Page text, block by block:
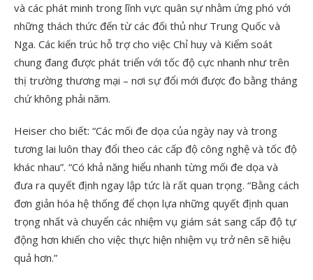
và các phát minh trong lĩnh vực quân sự nhằm ứng phó với
những thách thức đến từ các đối thủ như Trung Quốc và
Nga. Các kiến ​​trúc hỗ trợ cho việc Chỉ huy và Kiểm soát
chung đang được phát triển với tốc độ cực nhanh như trên
thị trường thương mại – nơi sự đổi mới được đo bằng tháng
chứ không phải năm.
Heiser cho biết: “Các mối đe dọa của ngày nay và trong
tương lai luôn thay đổi theo các cấp độ công nghệ và tốc độ
khác nhau”. “Có khả năng hiểu nhanh từng mối đe dọa và
đưa ra quyết định ngay lập tức là rất quan trọng. “Bằng cách
đơn giản hóa hệ thống để chọn lựa những quyết định quan
trọng nhất và chuyển các nhiệm vụ giám sát sang cấp độ tự
động hơn khiến cho việc thực hiện nhiệm vụ trở nên sẽ hiệu
quả hơn.”